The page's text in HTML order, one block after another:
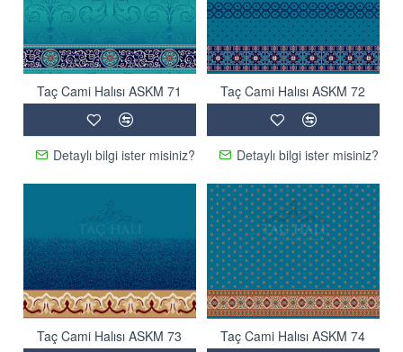
Taç Cami Halısı ASKM 71
Detaylı bilgi ister misiniz?
Taç Cami Halısı ASKM 72
Detaylı bilgi ister misiniz?
Taç Cami Halısı ASKM 73 Taç Cami Halısı ASKM 74